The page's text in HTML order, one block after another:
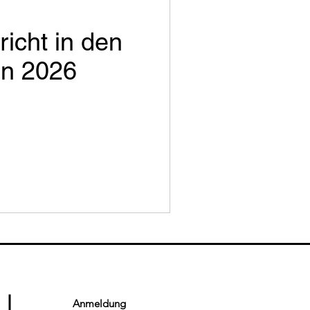
in den
2026
Anmeldung